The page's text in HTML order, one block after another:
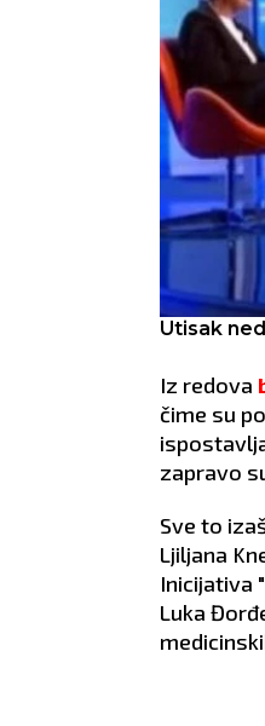
Utisak
Iz redova
čime su
zapravo
Sve to
Ljiljana
Inicijativa
Luka